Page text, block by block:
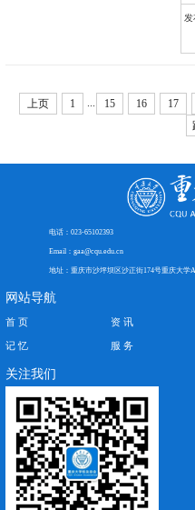
发
上页 1 ... 15 16 17
电话：023-65102393
Email：gaa@cqu.edu.cn
地址：重庆市沙坪坝区沙正街174号重庆大学
网站导航
首 页 资 讯
记 忆 服 务
关注我们